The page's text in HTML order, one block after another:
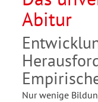
Abitur
Nur wenige